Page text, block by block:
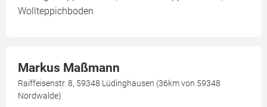
Wollteppichboden
Markus Maßmann
Raiffeisenstr. 8, 59348 Lüdinghausen (36km von 59348
Nordwalde)